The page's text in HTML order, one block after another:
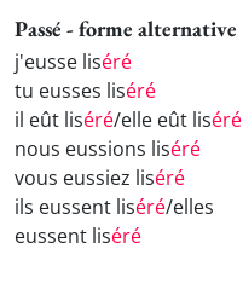
Passé - forme alternative
j'eusse liséré
tu eusses liséré
il eût liséré/elle eût liséré
nous eussions liséré
vous eussiez liséré
ils eussent liséré/elles
eussent liséré